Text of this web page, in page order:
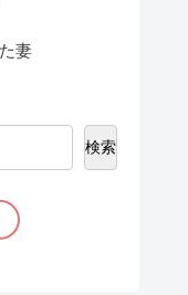
妻
検索